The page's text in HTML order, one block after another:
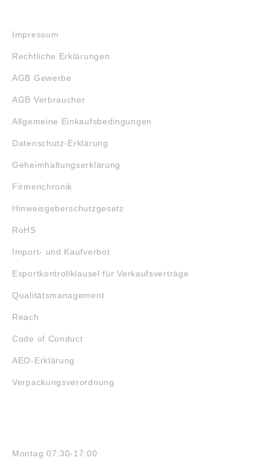
Impressum
Rechtliche Erklärungen
AGB Gewerbe
AGB Verbraucher
Allgemeine Einkaufsbedingungen
Datenschutz-Erklärung
Geheimhaltungserklärung
Firmenchronik
Hinweisgeberschutzgesetz
RoHS
Import- und Kaufverbot
Exportkontrollklausel für Verkaufsverträge
Qualitätsmanagement
Reach
Code of Conduct
AEO-Erklärung
Verpackungsverordnung
Montag 07:30-17:00